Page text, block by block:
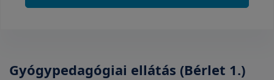
Gyógypedagógiai ellátás (Bérlet 1.)